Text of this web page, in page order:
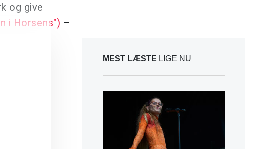
og give
i Horsens") –
MEST LÆSTE LIGE NU